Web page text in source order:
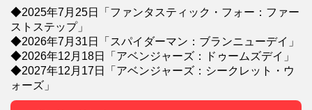
◆2025年7月25日「ファンタスティック・フォー：ファー
ストステップ」
◆2026年7月31日「スパイダーマン：ブランニューデイ」
◆2026年12月18日「アベンジャーズ：ドゥームズデイ」
◆2027年12月17日「アベンジャーズ：シークレット・ウ
ォーズ」